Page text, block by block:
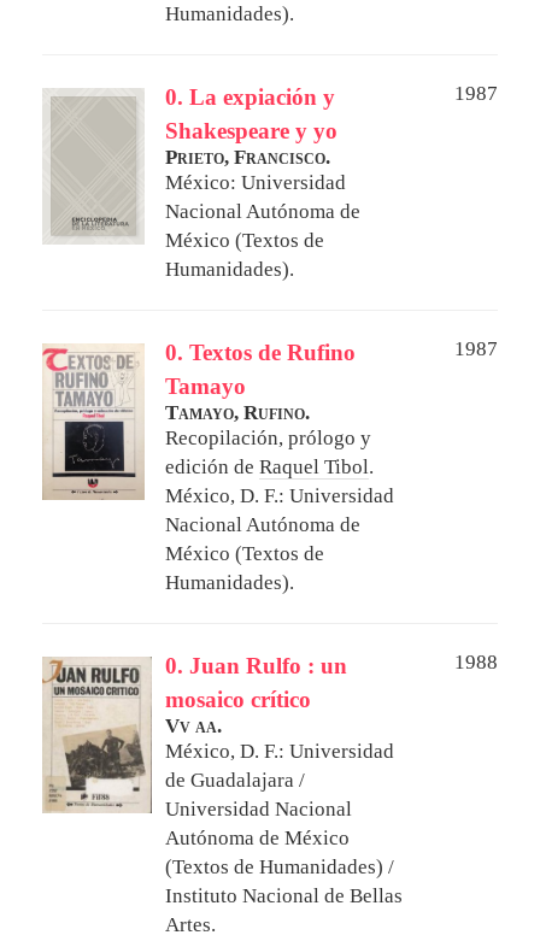
Humanidades).
0. La expiación y
Shakespeare y yo
1987
Prieto, Francisco.
México: Universidad
Nacional Autónoma de
México (Textos de
Humanidades).
0. Textos de Rufino
Tamayo
1987
Tamayo, Rufino.
Recopilación, prólogo y
edición de Raquel Tibol.
México, D. F.: Universidad
Nacional Autónoma de
México (Textos de
Humanidades).
0. Juan Rulfo : un
mosaico crítico
1988
Vv aa.
México, D. F.: Universidad
de Guadalajara /
Universidad Nacional
Autónoma de México
(Textos de Humanidades) /
Instituto Nacional de Bellas
Artes.